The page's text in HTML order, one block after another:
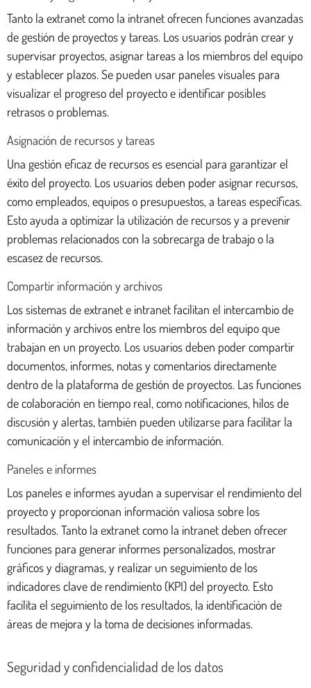
Tanto la extranet como la intranet ofrecen funciones avanzadas
de gestión de proyectos y tareas. Los usuarios podrán crear y
supervisar proyectos, asignar tareas a los miembros del equipo
y establecer plazos. Se pueden usar paneles visuales para
visualizar el progreso del proyecto e identificar posibles
retrasos o problemas.
Asignación de recursos y tareas
Una gestión eficaz de recursos es esencial para garantizar el
éxito del proyecto. Los usuarios deben poder asignar recursos,
como empleados, equipos o presupuestos, a tareas específicas.
Esto ayuda a optimizar la utilización de recursos y a prevenir
problemas relacionados con la sobrecarga de trabajo o la
escasez de recursos.
Compartir información y archivos
Los sistemas de extranet e intranet facilitan el intercambio de
información y archivos entre los miembros del equipo que
trabajan en un proyecto. Los usuarios deben poder compartir
documentos, informes, notas y comentarios directamente
dentro de la plataforma de gestión de proyectos. Las funciones
de colaboración en tiempo real, como notificaciones, hilos de
discusión y alertas, también pueden utilizarse para facilitar la
comunicación y el intercambio de información.
Paneles e informes
Los paneles e informes ayudan a supervisar el rendimiento del
proyecto y proporcionan información valiosa sobre los
resultados. Tanto la extranet como la intranet deben ofrecer
funciones para generar informes personalizados, mostrar
gráficos y diagramas, y realizar un seguimiento de los
indicadores clave de rendimiento (KPI) del proyecto. Esto
facilita el seguimiento de los resultados, la identificación de
áreas de mejora y la toma de decisiones informadas.
Seguridad y confidencialidad de los datos